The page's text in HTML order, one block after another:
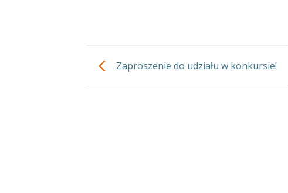
Zaproszenie do udziału w konkursie!